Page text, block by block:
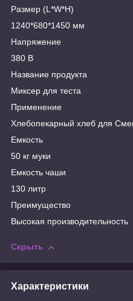
Размер (L*W*H)
1240*680*1450 мм
Напряжение
380 В
Название продукта
Миксер для теста
Применение
Хлебопекарный хлеб для
Емкость
50 кг муки
Емкость чаши
130 литр
Преимущество
Высокая производительность
Скрыть
Характеристики